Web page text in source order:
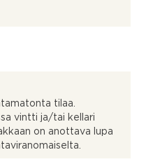
tilaa.
vintti ja/tai kellari
on anottava lupa